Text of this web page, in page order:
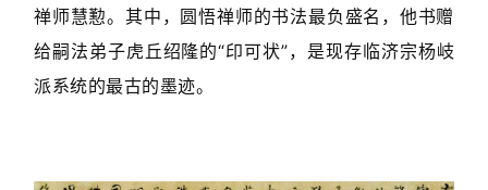
例禅师慧懃。其中，圆悟禅师的书法最负盛名，他书赠
给嗣法弟子虎丘绍隆的“印可状”，是现存临济宗杨岐
派系统的最古的墨迹。